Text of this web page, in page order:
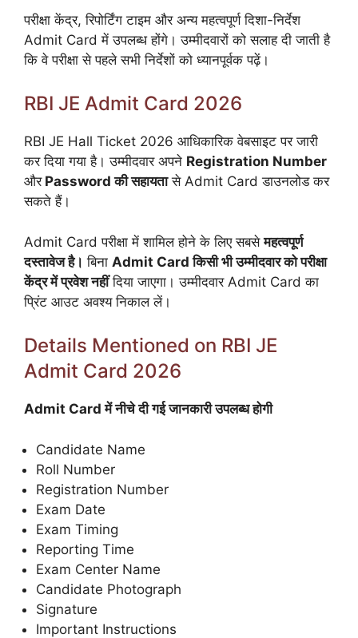
परीक्षा केंद्र, रिपोर्टिंग टाइम और अन्य महत्वपूर्ण दिशा-निर्देश
Admit Card में उपलब्ध होंगे। उम्मीदवारों को सलाह दी जाती है
कि वे परीक्षा से पहले सभी निर्देशों को ध्यानपूर्वक पढ़ें।
RBI JE Admit Card 2026
RBI JE Hall Ticket 2026 आधिकारिक वेबसाइट पर जारी
कर दिया गया है। उम्मीदवार अपने Registration Number
औरPassword की सहायतासे Admit Card डाउनलोड कर
सकते हैं।
Admit Card परीक्षा में शामिल होने के लिए सबसेमहत्वपूर्ण
दस्तावेज है। बिना Admit Card किसी भी उम्मीदवार को परीक्षा
केंद्र में प्रवेश नहींदिया जाएगा। उम्मीदवार Admit Card का
प्रिंट आउट अवश्य निकाल लें।
Details Mentioned on RBI JE
Admit Card 2026
Admit Card में नीचे दी गई जानकारी उपलब्ध होगी
Candidate Name
Roll Number
Registration Number
Exam Date
Exam Timing
Reporting Time
Exam Center Name
Candidate Photograph
Signature
Important Instructions